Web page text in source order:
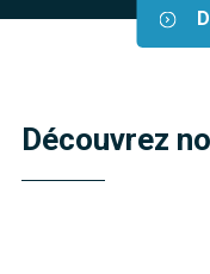
Découvrez